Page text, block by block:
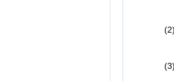
(2)手
(3)组